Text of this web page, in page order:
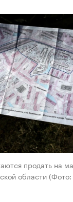
продать на
области